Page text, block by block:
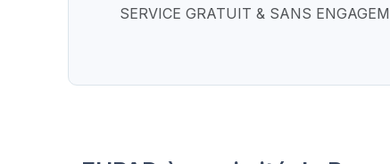
SERVICE GRATUIT & SANS